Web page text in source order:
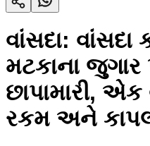
વાંસદા: વાંસદા
મટકાના જુગાર
છાપામારી, એક
રકમ અને